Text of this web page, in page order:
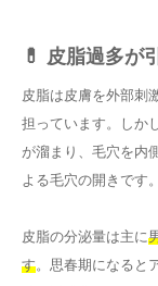
💊 皮脂過多が
皮脂は皮膚を外部刺
担っています。しか
が溜まり、毛穴を内
よる毛穴の開きです。
皮脂の分泌量は主に
す。思春期になると